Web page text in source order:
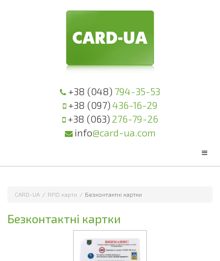
+38 (048) 794-35-53
+38 (097) 436-16-29
+38 (063) 276-79-26
info@card-ua.com
CARD-UA / RFID карти / Безконтактні картки
Безконтактні картки